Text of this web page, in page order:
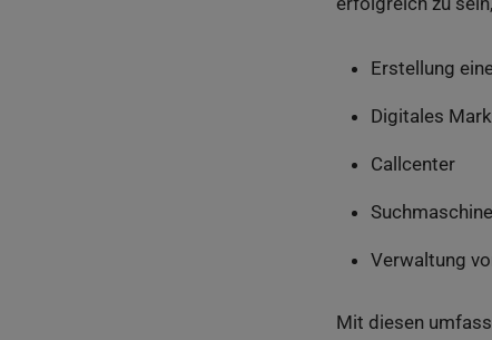
Erstellung
Digitales
Callcenter
Verwaltung
Mit diesen